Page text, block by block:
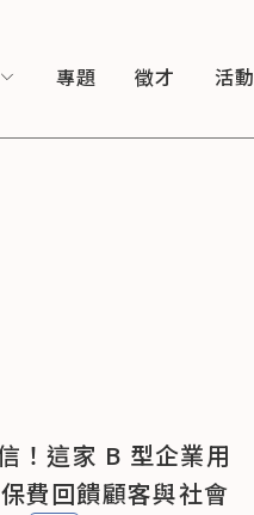
專題 徵才 活動
！這家 B 型企業用
費回饋顧客與社會